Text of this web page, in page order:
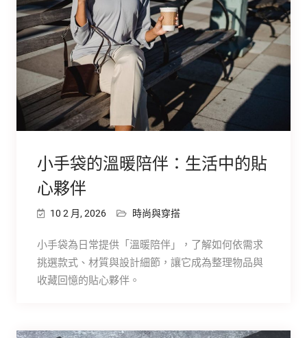
小手袋的溫暖陪伴：生活中的貼
心夥伴
10 2 月, 2026 時尚與穿搭
小手袋為日常提供「溫暖陪伴」，了解如何依需求
挑選款式、材質與設計細節，讓它成為整理物品與
收藏回憶的貼心夥伴。